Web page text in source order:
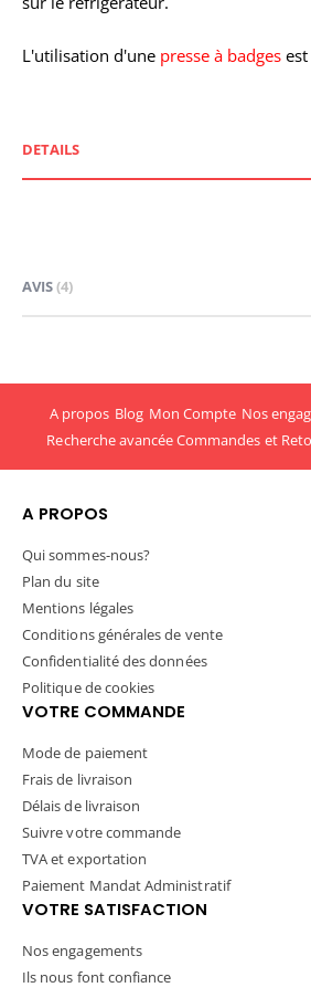
L'utilisation d'une presse à badges
DETAILS
AVIS 4
A propos Blog Mon Compte Nos
Recherche avancéeCommandes et
A PROPOS
Qui sommes-nous?
Plan du site
Mentions légales
Conditions générales de vente
Confidentialité des données
Politique de cookies
VOTRE COMMANDE
Mode de paiement
Frais de livraison
Délais de livraison
Suivre votre commande
TVA et exportation
Paiement Mandat Administratif
VOTRE SATISFACTION
Nos engagements
Ils nous font confiance